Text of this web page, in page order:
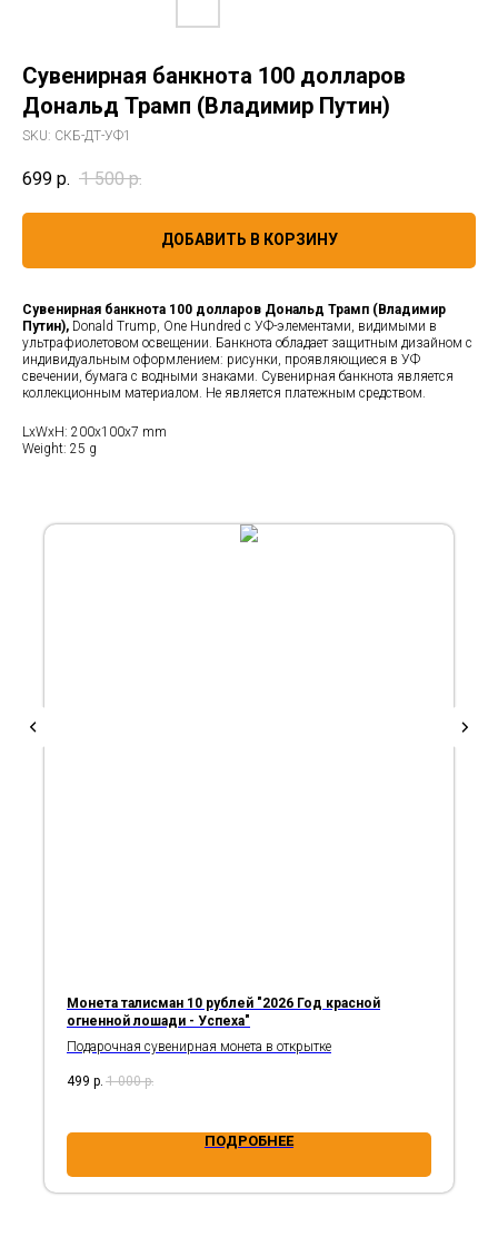
Сувенирная банкнота 100 долларов
Дональд Трамп (Владимир Путин)
SKU: СКБ-ДТ-УФ1
699 р. 1 500 р.
ДОБАВИТЬ В КОРЗИНУ
Сувенирная банкнота 100 долларов Дональд Трамп (Владимир
Путин), Donald Trump, One Hundred с УФ-элементами, видимыми в
ультрафиолетовом освещении. Банкнота обладает защитным дизайном с
индивидуальным оформлением: рисунки, проявляющиеся в УФ
свечении, бумага с водными знаками. Сувенирная банкнота является
коллекционным материалом. Не является платежным средством.
LxWxH: 200x100x7 mm
Weight: 25 g
Монета талисман 10 рублей "2026 Год красной
огненной лошади - Успеха"
Подарочная сувенирная монета в открытке
499 р. 1 000 р.
ПОДРОБНЕЕ